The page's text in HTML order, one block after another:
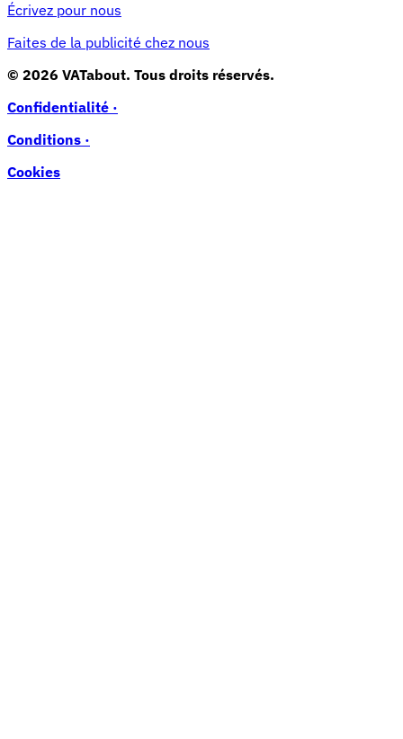
Écrivez pour nous
Faites de la publicité chez nous
© 2026 VATabout. Tous droits réservés.
Confidentialité ·
Conditions ·
Cookies